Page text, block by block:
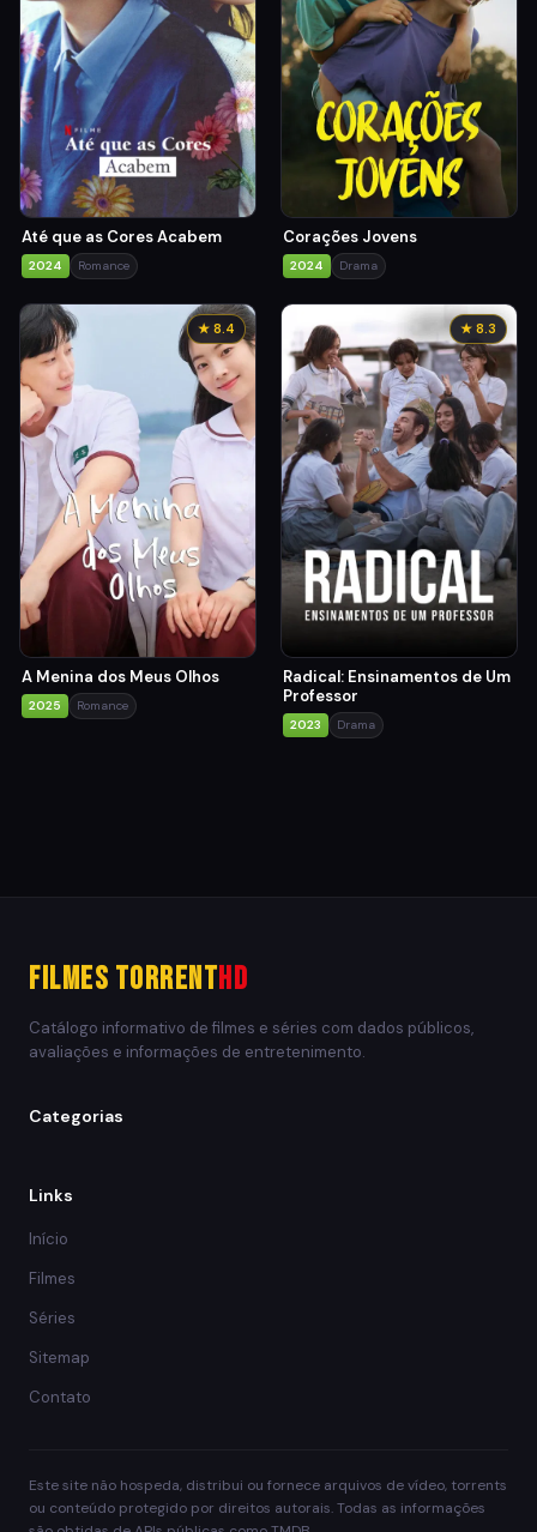
Até que as Cores Acabem
2024 Romance
Corações Jovens
2024 Drama
★ 8.4
A Menina dos Meus Olhos
2025 Romance
★ 8.3
Radical: Ensinamentos de Um
Professor
2023 Drama
Filmes TorrentHD
Catálogo informativo de filmes e séries com dados públicos,
avaliações e informações de entretenimento.
Categorias
Links
Início
Filmes
Séries
Sitemap
Contato
Este site não hospeda, distribui ou fornece arquivos de vídeo, torrents
ou conteúdo protegido por direitos autorais. Todas as informações